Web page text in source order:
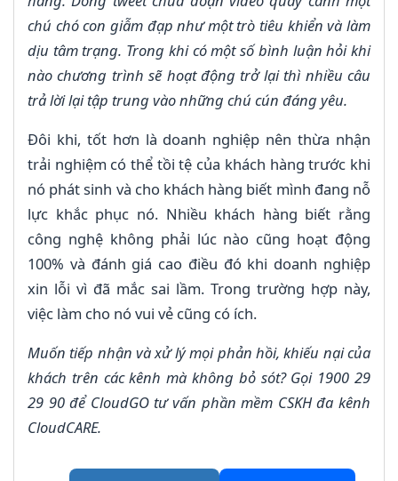
chú chó con giẫm đạp như một trò tiêu khiển và làm
dịu tâm trạng. Trong khi có một số bình luận hỏi khi
nào chương trình sẽ hoạt động trở lại thì nhiều câu
trả lời lại tập trung vào những chú cún đáng yêu.
Đôi khi, tốt hơn là doanh nghiệp nên thừa nhận
trải nghiệm có thể tồi tệ của khách hàng trước khi
nó phát sinh và cho khách hàng biết mình đang nỗ
lực khắc phục nó. Nhiều khách hàng biết rằng
công nghệ không phải lúc nào cũng hoạt động
100% và đánh giá cao điều đó khi doanh nghiệp
xin lỗi vì đã mắc sai lầm. Trong trường hợp này,
việc làm cho nó vui vẻ cũng có ích.
Muốn tiếp nhận và xử lý mọi phản hồi, khiếu nại của
khách trên các kênh mà không bỏ sót? Gọi 1900 29
29 90 để CloudGO tư vấn phần mềm CSKH đa kênh
CloudCARE.